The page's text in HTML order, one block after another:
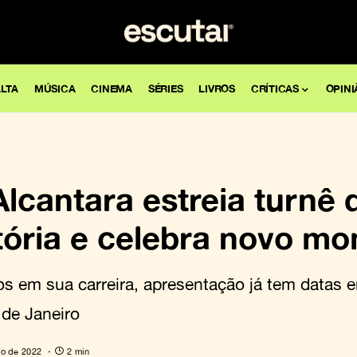
MÚSICA CINEMA SÉRIES LIVROS CRÍTICAS
estreia turnê
e celebra novo
em sua carreira, apresentação já tem datas
Janeiro
de 2022 2 min